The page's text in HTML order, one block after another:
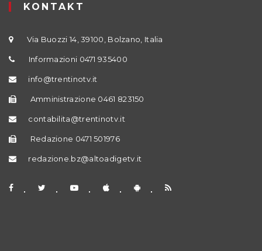
KONTAKT
Via Buozzi 14, 39100, Bolzano, Italia
Informazioni 0471 935400
info@trentinotv.it
Amministrazione 0461 823150
contabilita@trentinotv.it
Redazione 0471 501976
redazione.bz@altoadigetv.it